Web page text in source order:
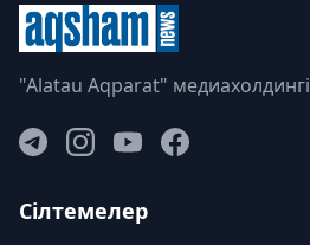
"Alatau Aqparat" медиахолдингі
Сілтемелер